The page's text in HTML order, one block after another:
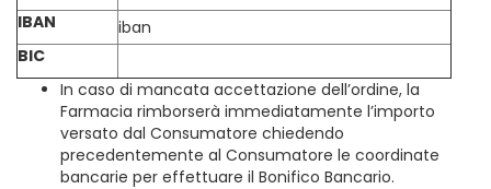
IBAN
iban
BIC
In caso di mancata accettazione dell’ordine, la
Farmacia rimborserà immediatamente l’importo
versato dal Consumatore chiedendo
precedentemente al Consumatore le coordinate
bancarie per effettuare il Bonifico Bancario.